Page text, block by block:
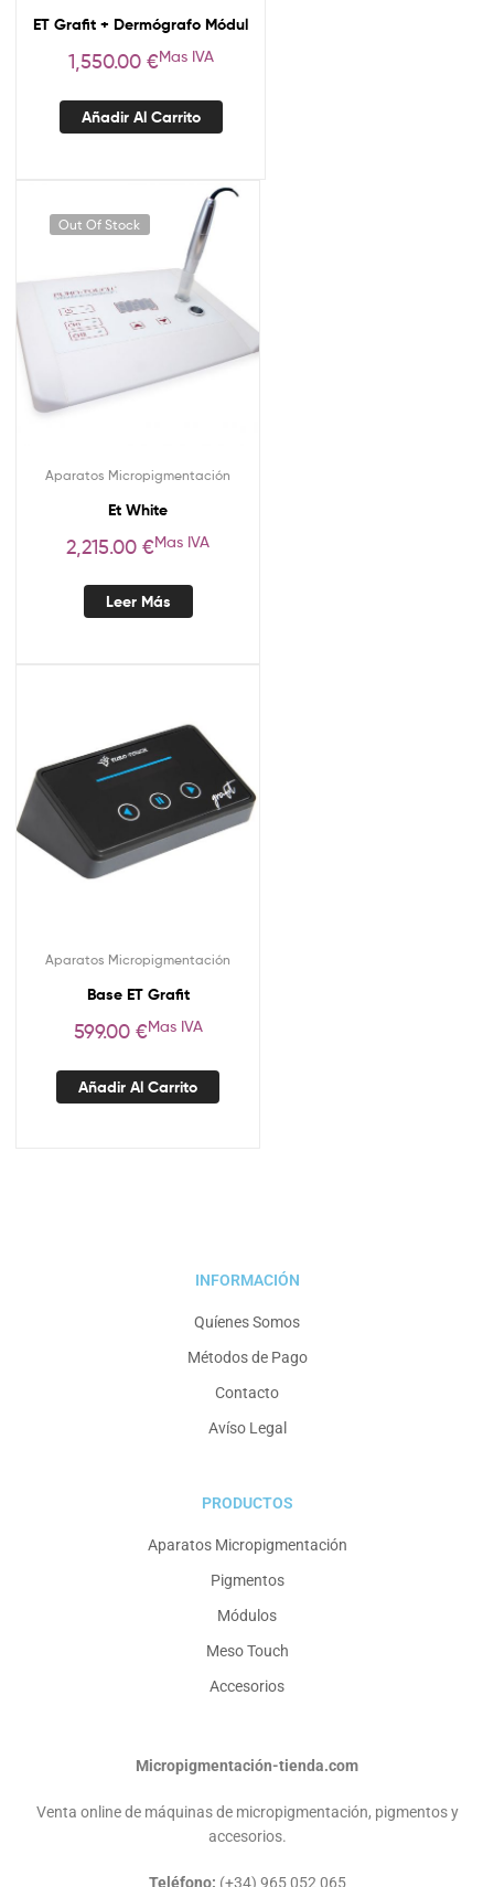
ET Grafit + Dermógrafo Módul
1,550.00 €Mas IVA
Añadir Al Carrito
Out Of Stock
Aparatos Micropigmentación
Et White
2,215.00 €Mas IVA
Leer Más
Aparatos Micropigmentación
Base ET Grafit
599.00 €Mas IVA
Añadir Al Carrito
INFORMACIÓN
Quíenes Somos
Métodos de Pago
Contacto
Avíso Legal
PRODUCTOS
Aparatos Micropigmentación
Pigmentos
Módulos
Meso Touch
Accesorios
Micropigmentación-tienda.com
Venta online de máquinas de micropigmentación, pigmentos y
accesorios.
Teléfono: (+34) 965 052 065